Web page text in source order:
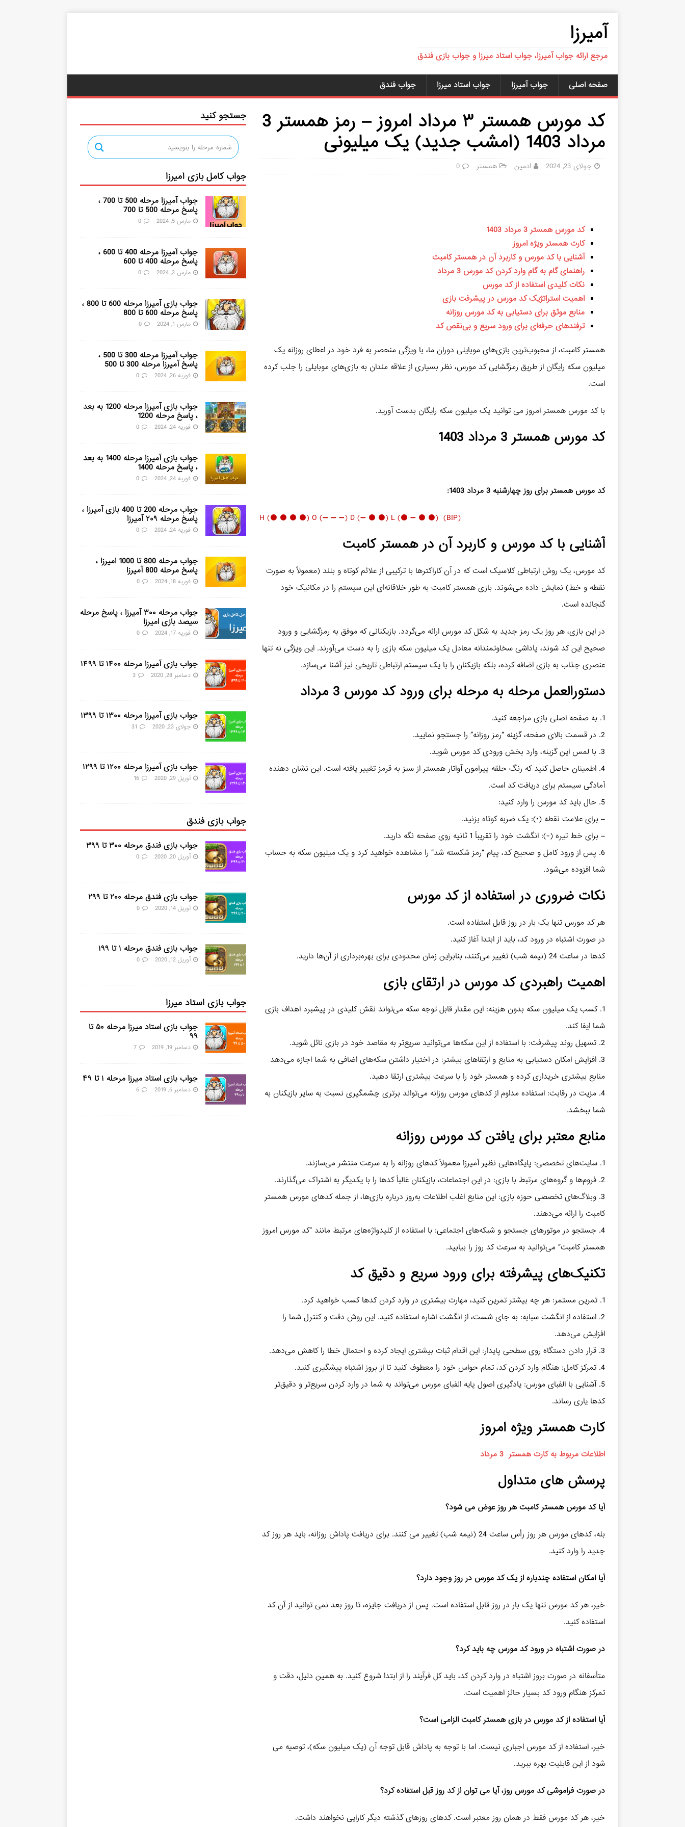
آمیرزا
مرجع ارائه جواب آمیرزا، جواب استاد میرزا و جواب بازی فندق
صفحه اصلی جواب آمیرزا جواب استاد میرزا جواب فندق
کد مورس همستر ۳ مرداد امروز – رمز همستر 3
مرداد 1403 (امشب جدید) یک میلیونی
جولای 23, 2024 ادمین همستر 0
کد مورس همستر 3 مرداد 1403
کارت همستر ویژه امروز
آشنایی با کد مورس و کاربرد آن در همستر کامبت
راهنمای گام به گام وارد کردن کد مورس 3 مرداد
نکات کلیدی استفاده از کد مورس
اهمیت استراتژیک کد مورس در پیشرفت بازی
منابع موثق برای دستیابی به کد مورس روزانه
ترفندهای حرفه‌ای برای ورود سریع و بی‌نقص کد
همستر کامبت، از محبوب‌ترین بازی‌های موبایلی دوران ما، با ویژگی منحصر به فرد خود در اعطای روزانه یک
میلیون سکه رایگان از طریق رمزگشایی کد مورس، نظر بسیاری از علاقه‌ مندان به بازی‌های موبایلی را جلب کرده
است.
با کد مورس همستر امروز می توانید یک میلیون سکه رایگان بدست آورید.
کد مورس همستر 3 مرداد 1403
کد مورس همستر برای روز چهارشنبه 3 مرداد 1403:
(H (⚫️ ⚫️ ⚫️ ⚫️) O (➖ ➖ ➖) D (➖ ⚫️ ⚫️) L (⚫️ ➖ ⚫️ ⚫️) (BIP
آشنایی با کد مورس و کاربرد آن در همستر کامبت
کد مورس، یک روش ارتباطی کلاسیک است که در آن کاراکترها با ترکیبی از علائم کوتاه و بلند (معمولاً به صورت
نقطه و خط) نمایش داده می‌شوند. بازی همستر کامبت به طور خلاقانه‌ای این سیستم را در مکانیک خود
گنجانده است.
در این بازی، هر روز یک رمز جدید به شکل کد مورس ارائه می‌گردد. بازیکنانی که موفق به رمزگشایی و ورود
صحیح این کد شوند، پاداشی سخاوتمندانه معادل یک میلیون سکه بازی را به دست می‌آورند. این ویژگی نه تنها
عنصری جذاب به بازی اضافه کرده، بلکه بازیکنان را با یک سیستم ارتباطی تاریخی نیز آشنا می‌سازد.
دستورالعمل مرحله به مرحله برای ورود کد مورس 3 مرداد
1. به صفحه اصلی بازی مراجعه کنید.
2. در قسمت بالای صفحه، گزینه “رمز روزانه” را جستجو نمایید.
3. با لمس این گزینه، وارد بخش ورودی کد مورس شوید.
4. اطمینان حاصل کنید که رنگ حلقه پیرامون آواتار همستر از سبز به قرمز تغییر یافته است. این نشان دهنده
آمادگی سیستم برای دریافت کد است.
5. حال باید کد مورس را وارد کنید:
– برای علامت نقطه (•): یک ضربه کوتاه بزنید.
– برای خط تیره (-): انگشت خود را تقریباً 1 ثانیه روی صفحه نگه دارید.
6. پس از ورود کامل و صحیح کد، پیام “رمز شکسته شد” را مشاهده خواهید کرد و یک میلیون سکه به حساب
شما افزوده می‌شود.
نکات ضروری در استفاده از کد مورس
هر کد مورس تنها یک بار در روز قابل استفاده است.
در صورت اشتباه در ورود کد، باید از ابتدا آغاز کنید.
کدها در ساعت 24 (نیمه شب) تغییر می‌کنند، بنابراین زمان محدودی برای بهره‌برداری از آن‌ها دارید.
اهمیت راهبردی کد مورس در ارتقای بازی
1. کسب یک میلیون سکه بدون هزینه: این مقدار قابل توجه سکه می‌تواند نقش کلیدی در پیشبرد اهداف بازی
شما ایفا کند.
2. تسهیل روند پیشرفت: با استفاده از این سکه‌ها می‌توانید سریع‌تر به مقاصد خود در بازی نائل شوید.
3. افزایش امکان دستیابی به منابع و ارتقاهای بیشتر: در اختیار داشتن سکه‌های اضافی به شما اجازه می‌دهد
منابع بیشتری خریداری کرده و همستر خود را با سرعت بیشتری ارتقا دهید.
4. مزیت در رقابت: استفاده مداوم از کدهای مورس روزانه می‌تواند برتری چشمگیری نسبت به سایر بازیکنان به
شما ببخشد.
منابع معتبر برای یافتن کد مورس روزانه
1. سایت‌های تخصصی: پایگاه‌هایی نظیر آمیرزا معمولاً کدهای روزانه را به سرعت منتشر می‌سازند.
2. فروم‌ها و گروه‌های مرتبط با بازی: در این اجتماعات، بازیکنان غالباً کدها را با یکدیگر به اشتراک می‌گذارند.
3. وبلاگ‌های تخصصی حوزه بازی: این منابع اغلب اطلاعات به‌روز درباره بازی‌ها، از جمله کدهای مورس همستر
کامبت را ارائه می‌دهند.
4. جستجو در موتورهای جستجو و شبکه‌های اجتماعی: با استفاده از کلیدواژه‌های مرتبط مانند “کد مورس امروز
همستر کامبت” می‌توانید به سرعت کد روز را بیابید.
تکنیک‌های پیشرفته برای ورود سریع و دقیق کد
1. تمرین مستمر: هر چه بیشتر تمرین کنید، مهارت بیشتری در وارد کردن کدها کسب خواهید کرد.
2. استفاده از انگشت سبابه: به جای شست، از انگشت اشاره استفاده کنید. این روش دقت و کنترل شما را
افزایش می‌دهد.
3. قرار دادن دستگاه روی سطحی پایدار: این اقدام ثبات بیشتری ایجاد کرده و احتمال خطا را کاهش می‌دهد.
4. تمرکز کامل: هنگام وارد کردن کد، تمام حواس خود را معطوف کنید تا از بروز اشتباه پیشگیری کنید.
5. آشنایی با الفبای مورس: یادگیری اصول پایه الفبای مورس می‌تواند به شما در وارد کردن سریع‌تر و دقیق‌تر
کدها یاری رساند.
کارت همستر ویژه امروز
اطلاعات مربوط به کارت همستر 3 مرداد
پرسش‌ های متداول
آیا کد مورس همستر کامبت هر روز عوض می‌ شود؟
بله، کدهای مورس هر روز رأس ساعت 24 (نیمه شب) تغییر می‌ کنند. برای دریافت پاداش روزانه، باید هر روز کد
جدید را وارد کنید.
آیا امکان استفاده چندباره از یک کد مورس در روز وجود دارد؟
خیر، هر کد مورس تنها یک بار در روز قابل استفاده است. پس از دریافت جایزه، تا روز بعد نمی‌ توانید از آن کد
استفاده کنید.
در صورت اشتباه در ورود کد مورس چه باید کرد؟
متأسفانه در صورت بروز اشتباه در وارد کردن کد، باید کل فرآیند را از ابتدا شروع کنید. به همین دلیل، دقت و
تمرکز هنگام ورود کد بسیار حائز اهمیت است.
آیا استفاده از کد مورس در بازی همستر کامبت الزامی است؟
خیر، استفاده از کد مورس اجباری نیست. اما با توجه به پاداش قابل توجه آن (یک میلیون سکه)، توصیه می‌
شود از این قابلیت بهره ببرید.
در صورت فراموشی کد مورس روز، آیا می‌ توان از کد روز قبل استفاده کرد؟
خیر، هر کد مورس فقط در همان روز معتبر است. کدهای روزهای گذشته دیگر کارایی نخواهند داشت.
جستجو کنید
جواب کامل بازی آمیرزا
جواب آمیرزا مرحله 500 تا 700 ،
پاسخ مرحله 500 تا 700
مارس 5, 2024 0
جواب آمیرزا مرحله 400 تا 600 ،
پاسخ مرحله 400 تا 600
مارس 3, 2024 0
جواب بازی آمیرزا مرحله 600 تا 800 ،
پاسخ مرحله 600 تا 800
مارس 1, 2024 0
جواب آمیرزا مرحله 300 تا 500 ،
پاسخ آمیرزا مرحله 300 تا 500
فوریه 26, 2024 0
جواب بازی آمیرزا مرحله 1200 به بعد
، پاسخ مرحله 1200
فوریه 24, 2024 0
جواب بازی آمیرزا مرحله 1400 به بعد
، پاسخ مرحله 1400
فوریه 24, 2024 0
جواب مرحله 200 تا 400 بازی آمیرزا ،
پاسخ مرحله ۲۰۹ آمیرزا
فوریه 24, 2024 0
جواب مرحله 800 تا 1000 امیرزا ،
پاسخ مرحله 800 آمیرزا
فوریه 18, 2024 0
جواب مرحله ۳۰۰ آمیرزا ، پاسخ مرحله
سیصد بازی امیرزا
فوریه 17, 2024 0
جواب بازی آمیرزا مرحله ۱۴۰۰ تا ۱۴۹۹
دسامبر 28, 2020 3
جواب بازی آمیرزا مرحله ۱۳۰۰ تا ۱۳۹۹
جولای 23, 2020 31
جواب بازی آمیرزا مرحله ۱۲۰۰ تا ۱۲۹۹
آوریل 29, 2020 16
جواب بازی فندق
جواب بازی فندق مرحله ۳۰۰ تا ۳۹۹
آوریل 20, 2020 0
جواب بازی فندق مرحله ۲۰۰ تا ۲۹۹
آوریل 14, 2020 0
جواب بازی فندق مرحله ۱ تا ۱۹۹
آوریل 12, 2020 0
جواب بازی استاد میرزا
جواب بازی استاد میرزا مرحله ۵۰ تا
۹۹
دسامبر 19, 2019 7
جواب بازی استاد میرزا مرحله ۱ تا ۴۹
دسامبر 6, 2019 6